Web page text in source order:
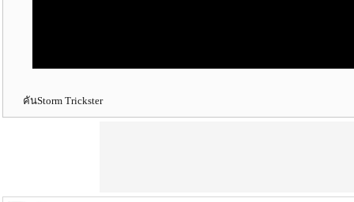
คันStorm Trickster